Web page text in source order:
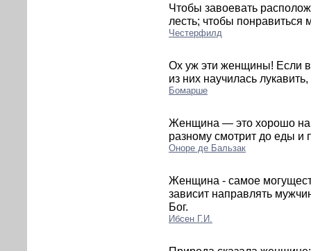
Чтобы завоевать
лесть; чтобы понравиться
Честерфилд
Ох уж эти женщины! Если
из них научилась
Бомарше
Женщина — это хорошо
разному смотрит до еды и
Оноре де Бальзак
Женщина - самое
зависит направлять
Бог.
Ибсен Г.И.